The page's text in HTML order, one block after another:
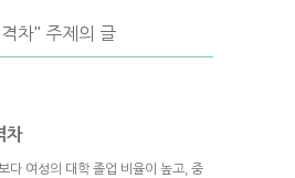
차" 주제의 글
차
다 여성의 대학 졸업 비율이 높고, 중